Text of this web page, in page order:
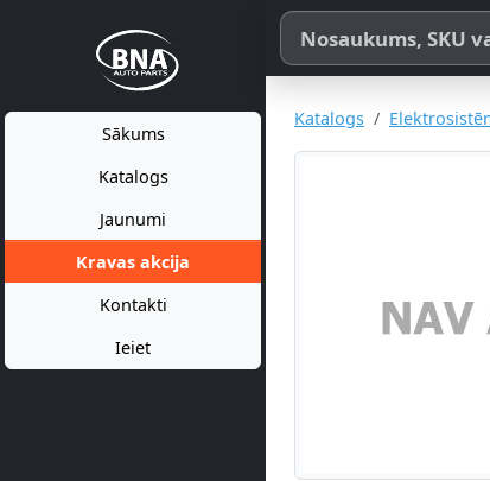
Sākums
Katalogs
Jaunumi
Kravas akcija
Kontakti
Ieiet
Meklēt pēc produkta
Katalogs